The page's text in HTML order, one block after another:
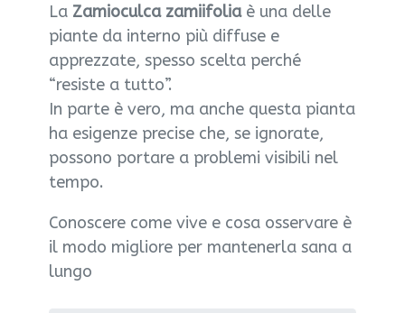
La Zamioculca zamiifoliaè una delle
piante da interno più diffuse e
apprezzate, spesso scelta perché
“resiste a tutto”.
In parte è vero, ma anche questa pianta
ha esigenze precise che, se ignorate,
possono portare a problemi visibili nel
tempo.
Conoscere come vive e cosa osservare è
il modo migliore per mantenerla sana a
lungo